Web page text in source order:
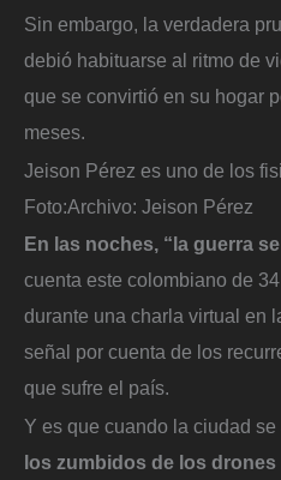
Sin embargo, la verdadera
debió habituarse al ritmo de
que se convirtió en su hogar
meses.
Jeison Pérez es uno de los
Foto:Archivo: Jeison Pérez
En las noches, “la guerra
cuenta este colombiano de
durante una charla virtual en
señal por cuenta de los
que sufre el país.
Y es que cuando la ciudad se
los zumbidos de los